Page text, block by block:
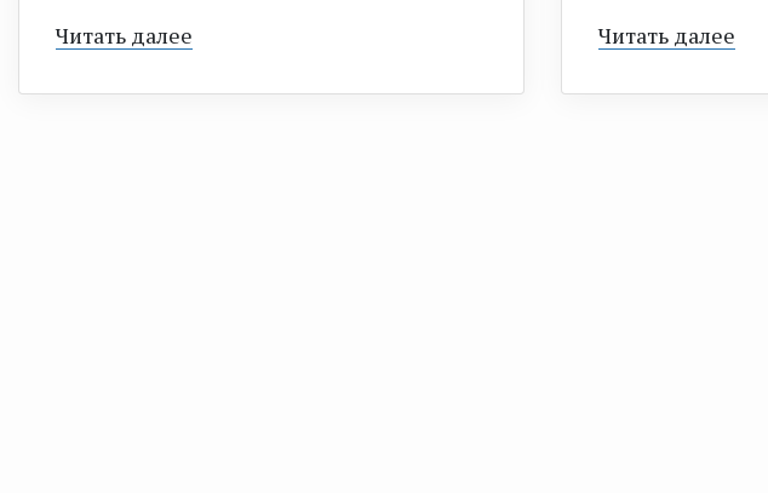
Читать далее Читать далее